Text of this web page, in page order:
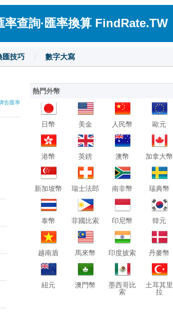
率查詢·匯率換算 FindRate.TW
匯技巧 數字大寫
告匯率
熱門外幣
日幣 美金 人民幣 歐元
港幣 英鎊 澳幣 加拿大幣
新加坡幣 瑞士法郎 南非幣 瑞典幣
泰幣 菲國比索 印尼幣 韓元
越南盾 馬來幣 印度披索 丹麥幣
紐元 澳門幣
墨西哥比
索
土耳其里
拉